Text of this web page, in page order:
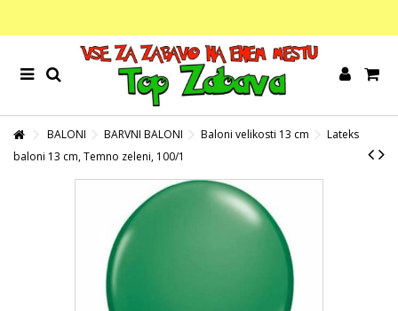
BALONI BARVNI BALONI Baloni velikosti 13 cm
Lateks
baloni 13 cm, Temno zeleni, 100/1